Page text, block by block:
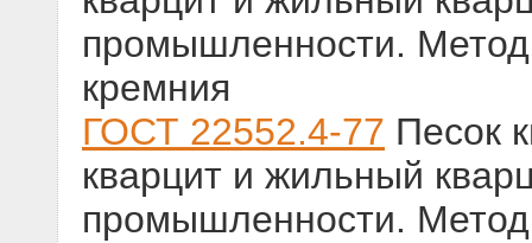
промышленности.
кремния
ГОСТ 22552.4-77 Песок
кварцит и жильный
промышленности. Метод